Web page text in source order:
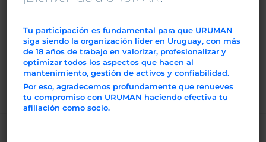
https://business.facebook.com/pg/uruguayconfiable/
photos/?tab=album&album_id=1270909553055878
TAMBIÉN PODRÍA GUSTARTE
Tu participación es fundamental para que URUMAN
siga siendo la organización líder en Uruguay, con más
de 18 años de trabajo en valorizar, profesionalizar y
optimizar todos los aspectos que hacen al
mantenimiento, gestión de activos y confiabilidad.
Por eso, agradecemos profundamente que renueves
tu compromiso con URUMAN haciendo efectiva tu
afiliación como socio.